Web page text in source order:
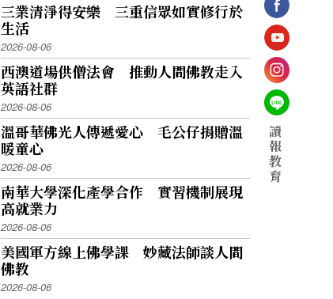
三業清淨得安樂 三重信眾如實修行於
生活
2026-08-06
西澳道場供僧法會 推動人間佛教走入
英語社群
2026-08-06
溫哥華佛光人傳遞愛心 毛公仔捐贈溫
暖童心
2026-08-06
南華大學深化產學合作 實習機制展現
高就業力
2026-08-06
美國軍方線上佛學課 妙藏法師談人間
佛教
2026-08-06
讀
報
教
育